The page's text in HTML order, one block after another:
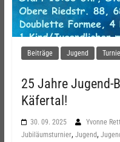
Beiträge Jugend
25 Jahre Jugend-
Käfertal!
30. 09. 2025 Yvonne
Jubiläumsturnier, Jugend,